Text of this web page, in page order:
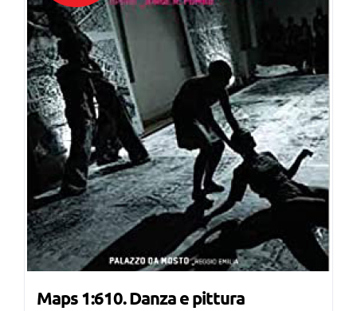
Maps 1:610. Danza e pittura